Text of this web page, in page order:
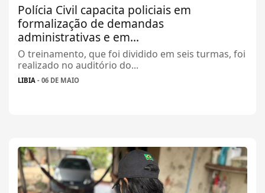
Polícia Civil capacita policiais em
formalização de demandas
administrativas e em...
O treinamento, que foi dividido em seis turmas, foi
realizado no auditório do...
LIBIA - 06 DE MAIO